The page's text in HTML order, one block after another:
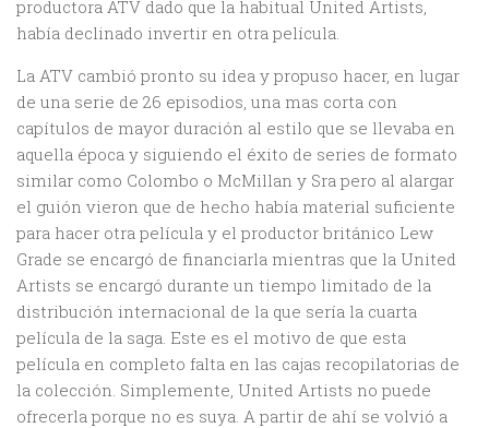
productora ATV dado que la habitual United Artists,
había declinado invertir en otra película.
La ATV cambió pronto su idea y propuso hacer, en lugar
de una serie de 26 episodios, una mas corta con
capítulos de mayor duración al estilo que se llevaba en
aquella época y siguiendo el éxito de series de formato
similar como Colombo o McMillan y Sra pero al alargar
el guión vieron que de hecho había material suficiente
para hacer otra película y el productor británico Lew
Grade se encargó de financiarla mientras que la United
Artists se encargó durante un tiempo limitado de la
distribución internacional de la que sería la cuarta
película de la saga. Este es el motivo de que esta
película en completo falta en las cajas recopilatorias de
la colección. Simplemente, United Artists no puede
ofrecerla porque no es suya. A partir de ahí se volvió a